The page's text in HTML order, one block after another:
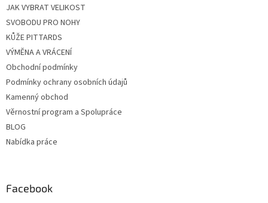
JAK VYBRAT VELIKOST
SVOBODU PRO NOHY
KŮŽE PITTARDS
VÝMĚNA A VRÁCENÍ
Obchodní podmínky
Podmínky ochrany osobních údajů
Kamenný obchod
Věrnostní program a Spolupráce
BLOG
Nabídka práce
Facebook